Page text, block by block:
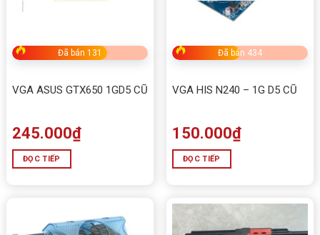
Đã bán 131
VGA ASUS GTX650 1GD5 CŨ
245.000₫
ĐỌC TIẾP
Đã bán 434
VGA HIS N240 – 1G D5 CŨ
150.000₫
ĐỌC TIẾP